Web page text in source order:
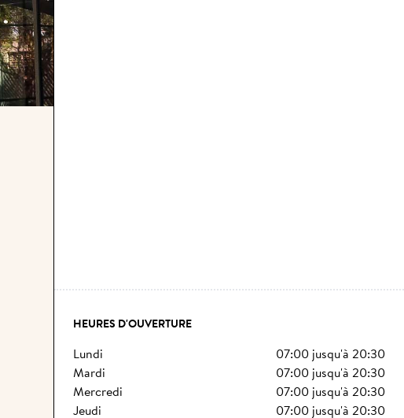
HEURES D'OUVERTURE
lundi 07:00 jusqu'à 20:30
mardi
07:00 jusqu'à 20:30
mercredi
07:00 jusqu'à 20:30
jeudi
07:00 jusqu'à 20:30